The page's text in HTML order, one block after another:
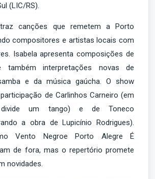
(LIC/RS).
canções que remetem a Porto
compositores e artistas locais com
Isabela apresenta composições de
interpretações novas de
e da música gaúcha. O show
de Carlinhos Carneiro (em
um tango) e de Toneco
a obra de Lupicínio Rodrigues).
Vento Negroe Porto Alegre É
de fora, mas o repertório promete
novidades.